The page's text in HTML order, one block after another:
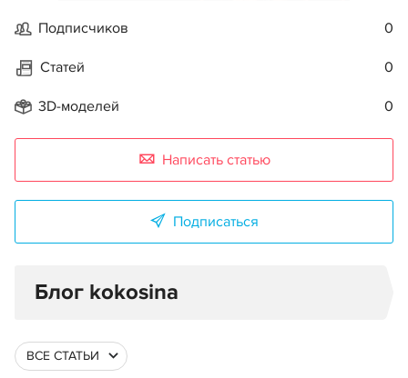
Подписчиков 0
Статей 0
3D-моделей 0
Написать статью
Подписаться
Блог kokosina
ВСЕ СТАТЬИ